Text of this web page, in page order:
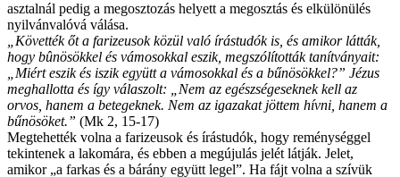
asztalnál pedig a megosztozás helyett a megosztás és elkülönülés
nyilvánvalóvá válása.
„Követték őt a farizeusok közül való írástudók is, és amikor látták,
hogy bûnösökkel és vámosokkal eszik, megszólították tanítványait:
„Miért eszik és iszik együtt a vámosokkal és a bűnösökkel?” Jézus
meghallotta és így válaszolt: „Nem az egészségeseknek kell az
orvos, hanem a betegeknek. Nem az igazakat jöttem hívni, hanem a
bűnösöket.” (Mk 2, 15-17)
Megtehették volna a farizeusok és írástudók, hogy reménységgel
tekintenek a lakomára, és ebben a megújulás jelét látják. Jelet,
amikor „a farkas és a bárány együtt legel”. Ha fájt volna a szívük